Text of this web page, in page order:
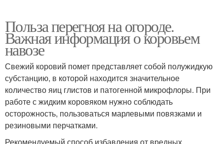
Польза перегноя на огороде.
Важная информация о коровьем
навозе
Свежий коровий помет представляет собой полужидкую
субстанцию, в которой находится значительное
количество яиц глистов и патогенной микрофлоры. При
работе с жидким коровяком нужно соблюдать
осторожность, пользоваться марлевыми повязками и
резиновыми перчатками.